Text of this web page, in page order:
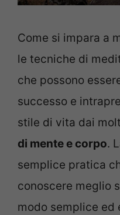
Come si impara a
le tecniche di
che possono
successo e
stile di vita dai
di mente e corpo.
semplice pratica
conoscere meglio
modo semplice ed